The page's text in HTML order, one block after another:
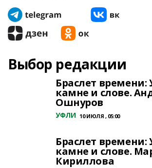
Выбор редакции
Браслет
камне и слове.
Ошнуров
УФЛИ 10 ИЮЛЯ , 05:00
Браслет
камне и слове.
Кириллова